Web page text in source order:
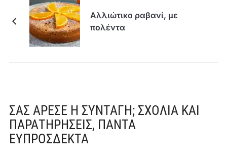
Αλλιώτικο ραβανί, με
πολέντα
ΣΑΣ ΆΡΕΣΕ Η ΣΥΝΤΑΓΉ; ΣΧΌΛΙΑ ΚΑΙ
ΠΑΡΑΤΗΡΉΣΕΙΣ, ΠΆΝΤΑ
ΕΥΠΡΌΣΔΕΚΤΑ